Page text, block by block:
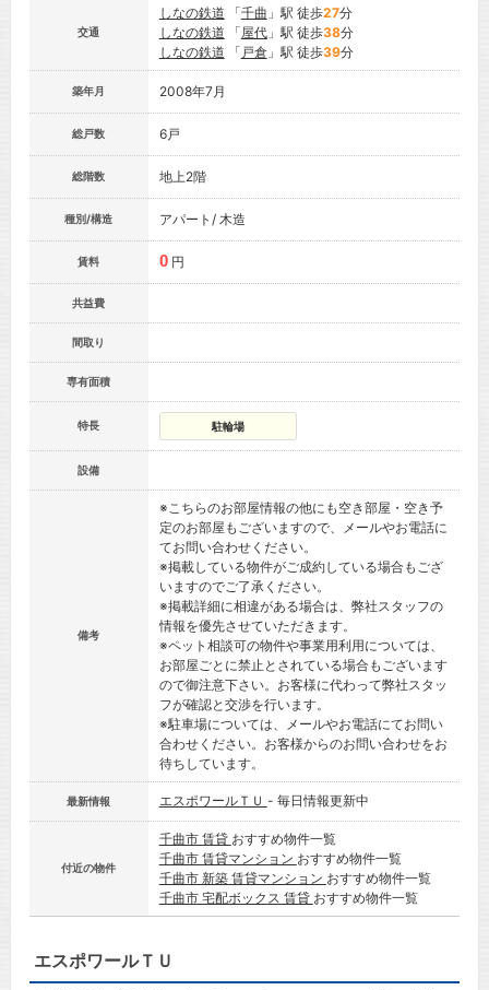
交通
しなの鉄道 「千曲 」駅 徒歩27分
しなの鉄道 「屋代」駅 徒歩38分
しなの鉄道 「 戸倉」駅 徒歩39分
築年月 2008年7月
総戸数 6戸
総階数 地上2階
種別/構造 アパート/ 木造
賃料 0 円
共益費
間取り
専有面積
特長 駐輪場
設備
備考
※こちらのお部屋情報の他にも空き部屋・空き予
定のお部屋もございますので、メールやお電話に
てお問い合わせください。
※掲載している物件がご成約している場合もござ
いますのでご了承ください。
※掲載詳細に相違がある場合は、弊社スタッフの
情報を優先させていただきます。
※ペット相談可の物件や事業用利用については、
お部屋ごとに禁止とされている場合もございます
ので御注意下さい。お客様に代わって弊社スタッ
フが確認と交渉を行います。
※駐車場については、メールやお電話にてお問い
合わせください。お客様からのお問い合わせをお
待ちしています。
最新情報 エスポワールＴＵ - 毎日情報更新中
付近の物件
千曲市 賃貸 おすすめ物件一覧
千曲市 賃貸マンション おすすめ物件一覧
千曲市 新築 賃貸マンション おすすめ物件一覧
千曲市 宅配ボックス 賃貸 おすすめ物件一覧
エスポワールＴＵ